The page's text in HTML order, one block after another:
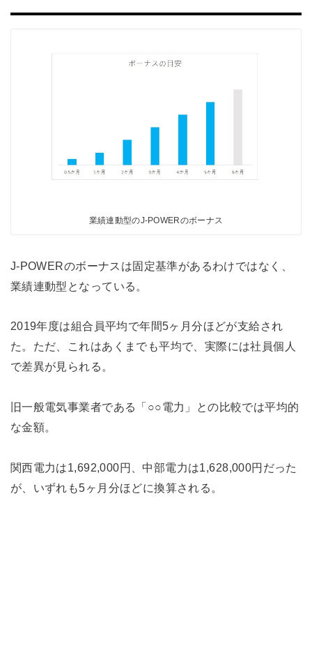
業績連動型のJ-POWERのボーナス
J-POWERのボーナスは固定基準があるわけではなく、
業績連動型となっている。
2019年度は組合員平均で年間5ヶ月分ほどが支給され
た。ただ、これはあくまでも平均で、実際には社員個人
で差異が見られる。
旧一般電気事業者である「○○電力」との比較では平均的
な金額。
関西電力は1,692,000円、中部電力は1,628,000円だった
が、いずれも5ヶ月分ほどに換算される。